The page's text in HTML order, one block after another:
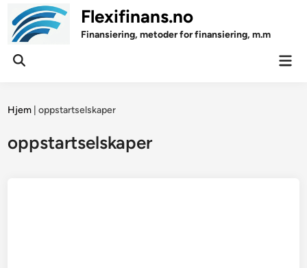
content
Flexifinans.no
Finansiering, metoder for finansiering, m.m
Open
Hjem |oppstartselskaper
oppstartselskaper